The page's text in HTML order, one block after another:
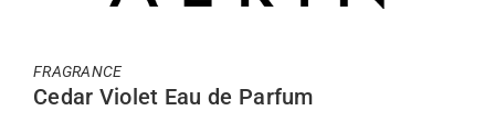
FRAGRANCE
Cedar Violet Eau de Parfum